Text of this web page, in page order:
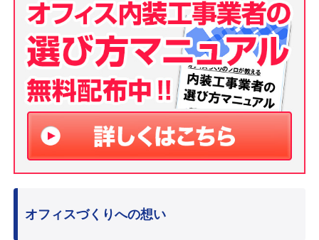
オフィスづくりへの想い